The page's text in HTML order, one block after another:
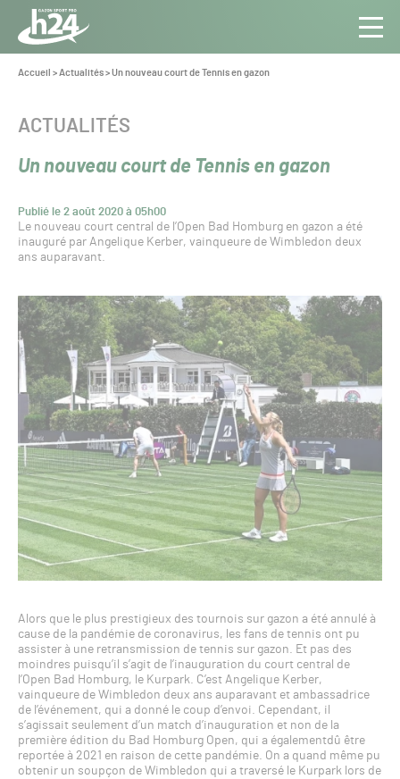
Panneau de gestion des cookies
Aller au contenu
Toute
l’info
Pro
Vous
Accueil >Actualités>Un nouveau court de Tennis en gazon
Un nouveau court de Tennis en gazon
Publié le 2 août 2020 à 05h00
CATÉGORIE :
ACTUALITÉS
Le nouveau court central de l’Open Bad Homburg en gazon a été
inauguré par Angelique Kerber, vainqueure de Wimbledon deux
ans auparavant.
Alors que le plus prestigieux des tournois sur gazon a été annulé à
cause de la pandémie de coronavirus, les fans de tennis ont pu
assister à une retransmission de tennis sur gazon. Et pas des
moindres puisqu’il s’agit de l’inauguration du court central de
l’Open Bad Homburg, le Kurpark. C’est Angelique Kerber,
vainqueure de Wimbledon deux ans auparavant et ambassadrice
de l’événement, qui a donné le coup d’envoi. Cependant, il
s’agissait seulement d’un match d’inauguration et non de la
première édition du Bad Homburg Open, qui a égalementdû être
reportée à 2021 en raison de cette pandémie. On a quand même pu
obtenir un soupçon de Wimbledon qui a traversé le Kurpark lors de